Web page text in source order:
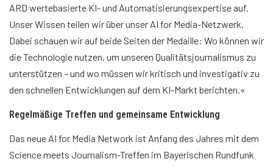
ARD wertebasierte KI- und Automatisierungsexpertise auf.
Unser Wissen teilen wir über unser AI for Media-Netzwerk.
Dabei schauen wir auf beide Seiten der Medaille: Wo können wir
die Technologie nutzen, um unseren Qualitätsjournalismus zu
unterstützen – und wo müssen wir kritisch und investigativ zu
den schnellen Entwicklungen auf dem KI-Markt berichten.«
Regelmäßige Treffen und gemeinsame Entwicklung
Das neue AI for Media Network ist Anfang des Jahres mit dem
Science meets Journalism-Treffen im Bayerischen Rundfunk